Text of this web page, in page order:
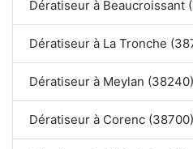
Dératiseur à Beaucroissant
Dératiseur à La Tronche
Dératiseur à Meylan (38240)
Dératiseur à Corenc (38700)